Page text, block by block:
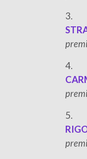
3.
p
4.
p
5.
p